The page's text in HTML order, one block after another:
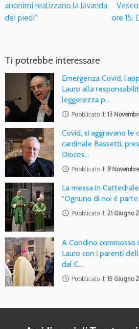
anonimi realizzano la lavanda
dei piedi”
ore 15.
Ti potrebbe interessare
Emergenza Covid,
Lauro alla
leggerezza p…
access_time Pubblicato il: 13
Covid, si aggravano le
cardinale Bassetti,
Dioces…
access_time Pubblicato il: 9
La messa in
“Ognuno di noi è
access_time Pubblicato il: 21 Giugno
A Condino
Lauro con i parenti
dal C…
access_time Pubblicato il: 15 Giugno